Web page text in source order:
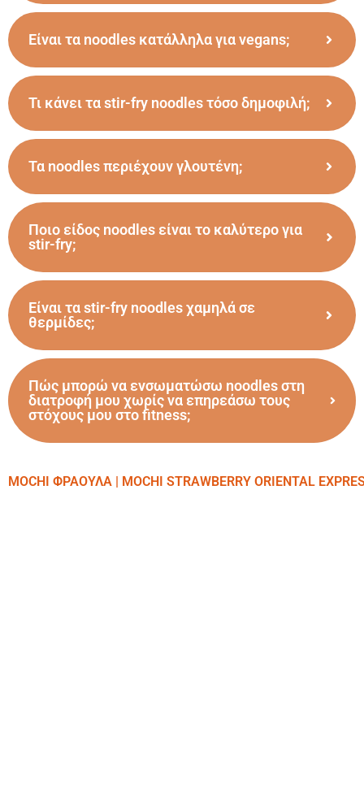
Είναι τα noodles κατάλληλα για vegans;
Τι κάνει τα stir-fry noodles τόσο δημοφιλή;
Τα noodles περιέχουν γλουτένη;
Ποιο είδος noodles είναι το καλύτερο για
stir-fry;
Είναι τα stir-fry noodles χαμηλά σε
θερμίδες;
Πώς μπορώ να ενσωματώσω noodles στη
διατροφή μου χωρίς να επηρεάσω τους
στόχους μου στο fitness;
MOCHI ΦΡΑΟΥΛΑ | MOCHI STRAWBERRY ORIENTAL